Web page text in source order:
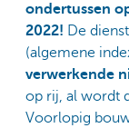
ondertussen
2022! De
(algemene
verwerkende
op rij, al wordt
Voorlopig